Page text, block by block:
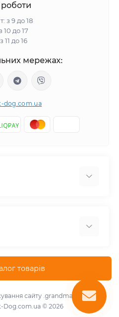
з 9 до 18
10 до 17
11 до 16
мережах:
dog.com.ua
товарів
сайту .grandma
Dog.com.ua © 2026